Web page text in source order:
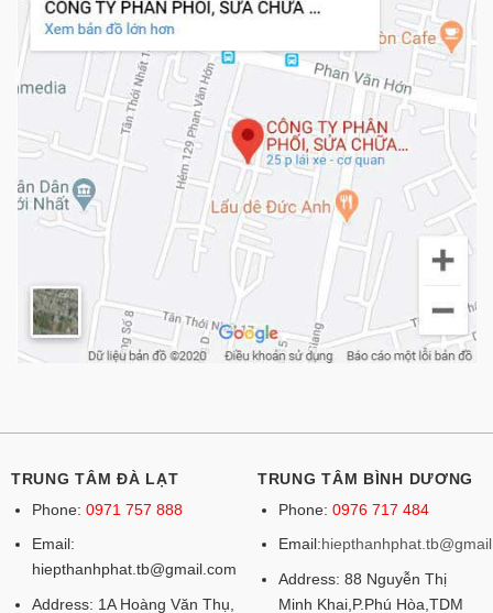
TRUNG TÂM ĐÀ LẠT
Phone: 0971 757 888
Email:
hiepthanhphat.tb@gmail.com
Address: 1A Hoàng Văn Thụ,
TRUNG TÂM BÌNH DƯƠNG
Phone: 0976 717 484
Email:
Address: 88 Nguyễn Thị
Minh Khai,P.Phú Hòa,TDM